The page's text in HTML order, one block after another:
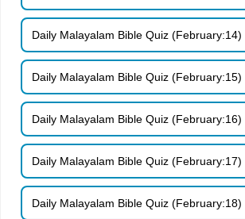
Daily Malayalam Bible Quiz (February:14)
Daily Malayalam Bible Quiz (February:15)
Daily Malayalam Bible Quiz (February:16)
Daily Malayalam Bible Quiz (February:17)
Daily Malayalam Bible Quiz (February:18)